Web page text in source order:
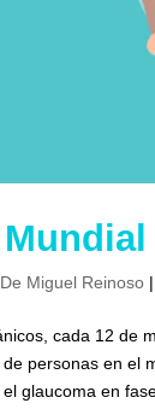
Miguel Reinoso |
cada 12 de
de personas en el
glaucoma en